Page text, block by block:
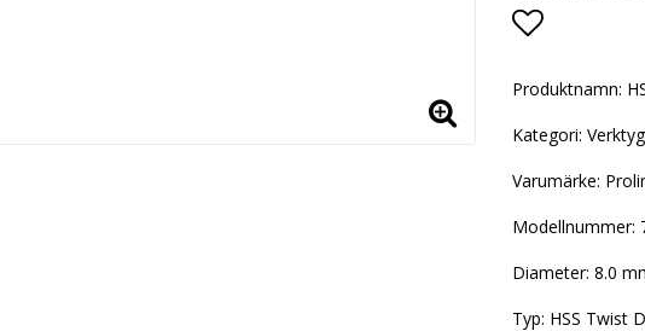
Produktnamn:
Kategori: Verktyg
Varumärke:
Modellnummer:
Diameter: 8.0
Typ: HSS Twist